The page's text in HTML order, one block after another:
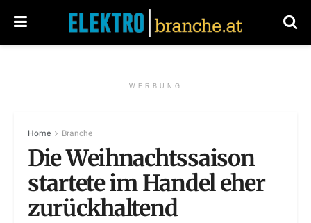
WERBUNG
Home Branche
Die Weihnachtssaison
startete im Handel eher
zurückhaltend